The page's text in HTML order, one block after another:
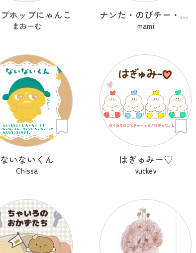
ホップにゃんこ
まおーむ
ナンた・のびチー・ショコナン
mami
ないないくん
Chissa
はぎゅみー♡
yuckey